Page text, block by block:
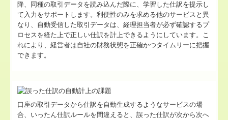
降、同種の取引データを読み込んだ際に、学習した仕訳を提示し
て入力をサポートします。利便性のみを求める他のサービスと異
なり、自動受信した取引データは、経理担当者が必ず確認するプ
ロセスを経た上で正しい仕訳を計上できるようにしています。こ
れにより、経営者は自社の財務状態を正確かつタイムリーに把握
できます。
口座の取引データから仕訳を自動生成するようなサービスの場
合、いったん仕訳ルールを間違えると、誤った仕訳が次から次へ